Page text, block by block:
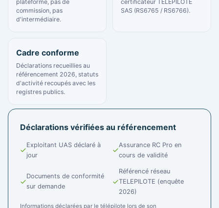
plateforme, pas de
commission, pas
d'intermédiaire.
certificateur TELEPILOTE
SAS (RS6765 / RS6766).
Cadre conforme
Déclarations recueillies au
référencement 2026, statuts
d'activité recoupés avec les
registres publics.
Déclarations vérifiées au référencement
Exploitant UAS déclaré à
jour
Assurance RC Pro en
cours de validité
Documents de conformité
sur demande
Référencé réseau
TELEPILOTE (enquête
2026)
Informations déclarées par le télépilote lors de son